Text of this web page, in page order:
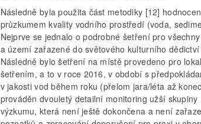
Následně byla použita část metodiky [12]
průzkumem kvality vodního prostředí (voda,
Nejprve se jednalo o podrobné šetření pro
a území zařazené do světového kulturního dědictví
Následně bylo šetření na místě provedeno pro
šetřením, a to v roce 2016, v období s
v jakosti vod během roku (přelom jara/léta až
prováděn dvouletý detailní monitoring užší skupiny
výzkumu, která není ještě dokončena a není